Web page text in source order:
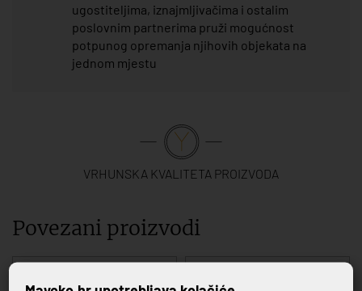
ugostiteljima, iznajmljivačima i ostalim
poslovnim partnerima pruži mogućnost
potpunog opremanja njihovih objekata na
jednom mjestu
VRHUNSKA KVALITETA PROIZVODA
Povezani proizvodi